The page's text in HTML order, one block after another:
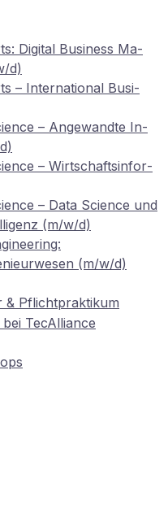
Di­gi­tal Busi­ness Ma­
d)
– In­ter­na­tio­nal Busi­
– An­ge­wand­te In­
– Wirt­schafts­in­for­
– Data Sci­ence und
(m/w/d)
(m/w/d)
& Pflichtpraktikum
TecAlliance